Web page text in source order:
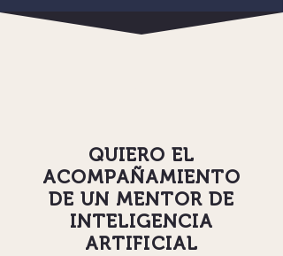
QUIEROEL
ACOMPAÑAMIENTO
DE UN MENTOR DE
INTELIGENCIA
ARTIFICIAL